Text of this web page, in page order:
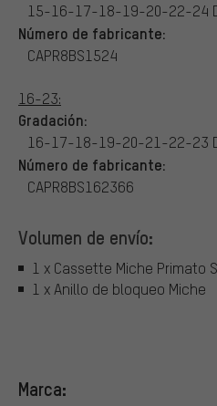
15-16-17-18-19-20-22-24
Número de fabricante:
CAPR8BS1524
16-23:
Gradación:
16-17-18-19-20-21-22-23
Número de fabricante:
CAPR8BS162366
Volumen de envío:
1 x Cassette Miche Primato
1 x Anillo de bloqueo Miche
Marca: